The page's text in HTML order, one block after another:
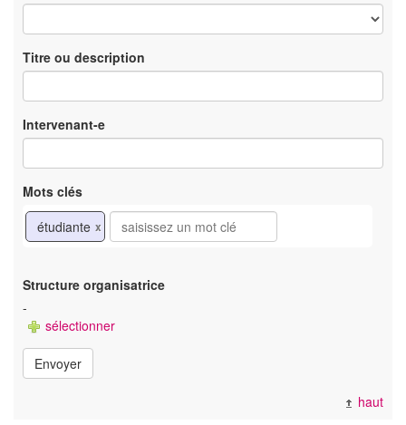
Titre ou description
Intervenant-e
Mots clés
étudiante x
Structure organisatrice
-
sélectionner
Envoyer
haut